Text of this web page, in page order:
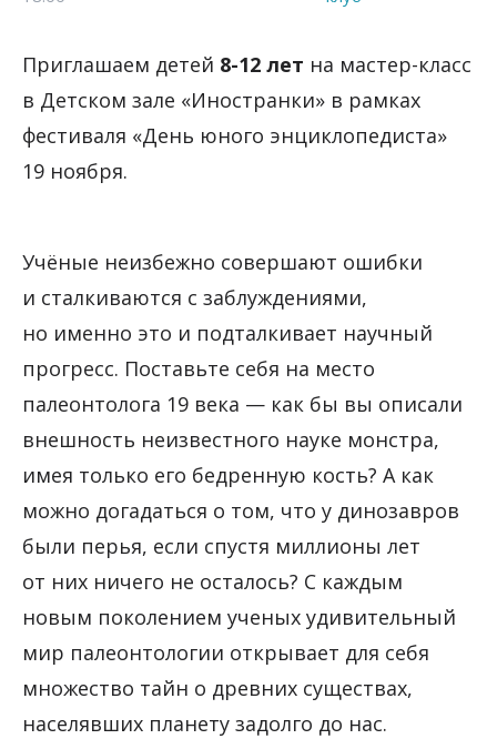
Приглашаем детей 8-12 лет на мастер-класс
в Детском зале «Иностранки» в рамках
фестиваля «День юного энциклопедиста»
19 ноября.
Учёные неизбежно совершают ошибки
и сталкиваются с заблуждениями,
но именно это и подталкивает научный
прогресс. Поставьте себя на место
палеонтолога 19 века — как бы вы описали
внешность неизвестного науке монстра,
имея только его бедренную кость? А как
можно догадаться о том, что у динозавров
были перья, если спустя миллионы лет
от них ничего не осталось? С каждым
новым поколением ученых удивительный
мир палеонтологии открывает для себя
множество тайн о древних существах,
населявших планету задолго до нас.